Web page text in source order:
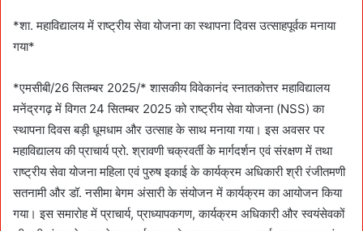
*शा. महाविद्यालय में राष्ट्रीय सेवा योजना का स्थापना दिवस उत्साहपूर्वक मनाया
गया*
*एमसीबी/26 सितम्बर 2025/* शासकीय विवेकानंद स्नातकोत्तर महाविद्यालय
मनेंद्रगढ़ में विगत 24 सितम्बर 2025 को राष्ट्रीय सेवा योजना (NSS) का
स्थापना दिवस बड़ी धूमधाम और उत्साह के साथ मनाया गया। इस अवसर पर
महाविद्यालय की प्राचार्य प्रो. श्रावणी चक्रवर्ती के मार्गदर्शन एवं संरक्षण में तथा
राष्ट्रीय सेवा योजना महिला एवं पुरुष इकाई के कार्यक्रम अधिकारी श्री रंजीतमणी
सतनामी और डॉ. नसीमा बेगम अंसारी के संयोजन में कार्यक्रम का आयोजन किया
गया। इस समारोह में प्राचार्य, प्राध्यापकगण, कार्यक्रम अधिकारी और स्वयंसेवकों